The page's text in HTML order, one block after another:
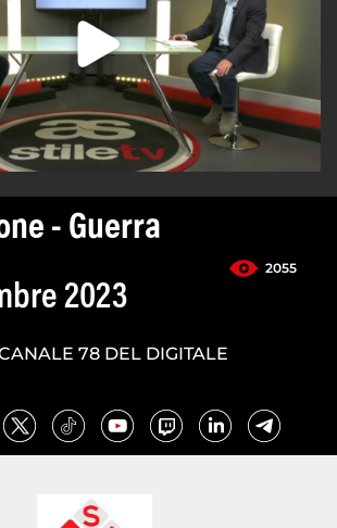
- Guerra
2055
2023
78 DEL DIGITALE